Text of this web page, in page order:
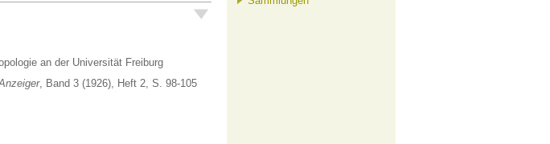
an der Universität Freiburg
, Band 3 (1926), Heft 2, S. 98-105